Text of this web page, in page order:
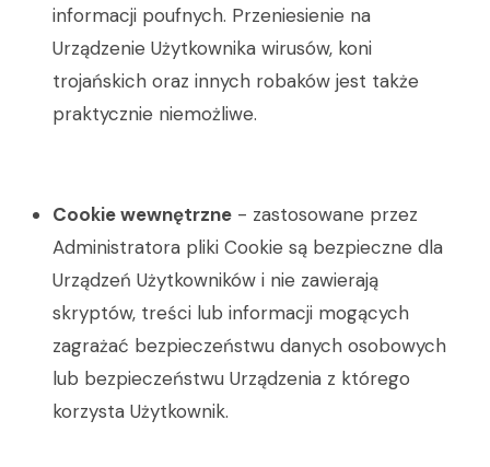
informacji poufnych. Przeniesienie na
Urządzenie Użytkownika wirusów, koni
trojańskich oraz innych robaków jest także
praktycznie niemożliwe.
Cookie wewnętrzne - zastosowane przez
Administratora pliki Cookie są bezpieczne dla
Urządzeń Użytkowników i nie zawierają
skryptów, treści lub informacji mogących
zagrażać bezpieczeństwu danych osobowych
lub bezpieczeństwu Urządzenia z którego
korzysta Użytkownik.